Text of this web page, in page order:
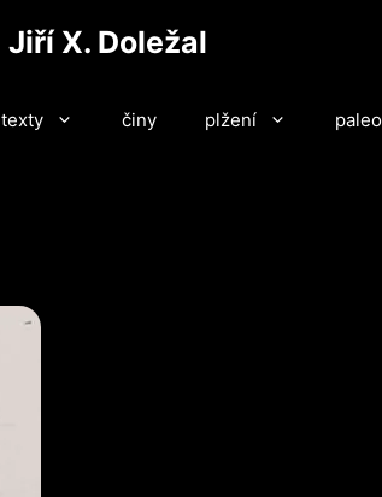
Jiří X. Doležal
texty činy plžení